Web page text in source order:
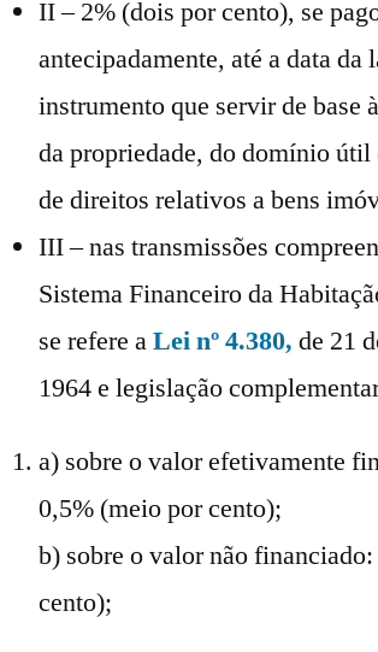
II – 2% (dois por cento), se
antecipadamente, até a data da
instrumento que servir de base
da propriedade, do domínio útil
de direitos relativos a bens
III – nas transmissões
Sistema Financeiro da
se refere aLei nº 4.380, de 21
1964 e legislação
a) sobre o valor efetivamente
0,5% (meio por cento);
b) sobre o valor não
cento);